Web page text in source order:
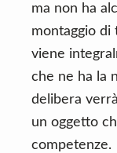
ma non ha
montaggio di
viene
che ne ha la
delibera
un oggetto
competenze.